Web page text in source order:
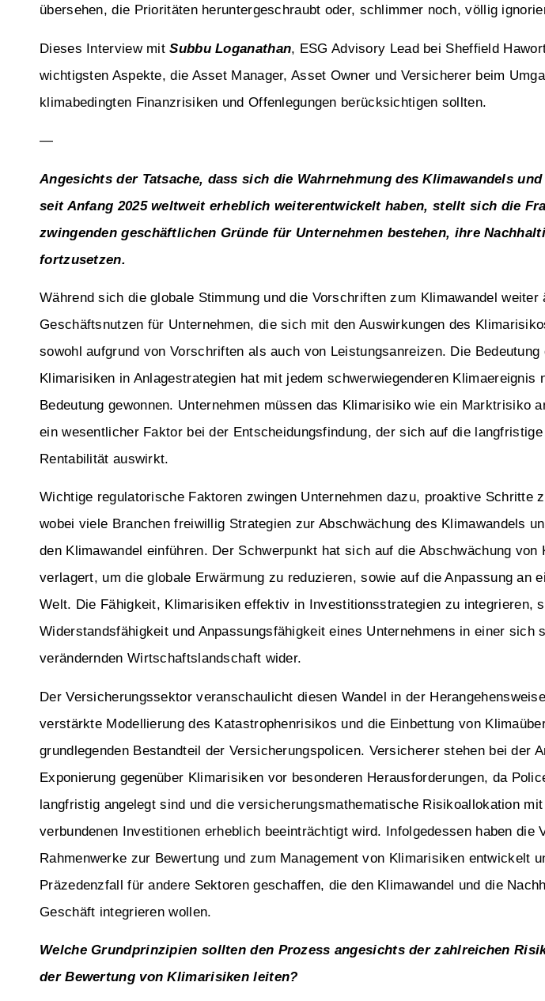
übersehen, die Prioritäten heruntergeschraubt oder, schlimmer noch, völlig
Dieses Interview mitSubbu Loganathan, ESG Advisory Lead bei Sheffield
wichtigsten Aspekte, die Asset Manager, Asset Owner und Versicherer beim
klimabedingten Finanzrisiken und Offenlegungen berücksichtigen sollten.
—
Angesichts der Tatsache, dass sich die Wahrnehmung des Klimawandels
seit Anfang 2025 weltweit erheblich weiterentwickelt haben, stellt sich die
zwingenden geschäftlichen Gründe für Unternehmen bestehen, ihre
fortzusetzen.
Während sich die globale Stimmung und die Vorschriften zum Klimawandel weiter
Geschäftsnutzen für Unternehmen, die sich mit den Auswirkungen des
sowohl aufgrund von Vorschriften als auch von Leistungsanreizen. Die
Klimarisiken in Anlagestrategien hat mit jedem schwerwiegenderen Klimaereignis
Bedeutung gewonnen. Unternehmen müssen das Klimarisiko wie ein Marktrisiko
ein wesentlicher Faktor bei der Entscheidungsfindung, der sich auf die
Rentabilität auswirkt.
Wichtige regulatorische Faktoren zwingen Unternehmen dazu, proaktive Schritte
wobei viele Branchen freiwillig Strategien zur Abschwächung des Klimawandels
den Klimawandel einführen. Der Schwerpunkt hat sich auf die Abschwächung von
verlagert, um die globale Erwärmung zu reduzieren, sowie auf die Anpassung an
Welt. Die Fähigkeit, Klimarisiken effektiv in Investitionsstrategien zu integrieren,
Widerstandsfähigkeit und Anpassungsfähigkeit eines Unternehmens in einer sich
verändernden Wirtschaftslandschaft wider.
Der Versicherungssektor veranschaulicht diesen Wandel in der
verstärkte Modellierung des Katastrophenrisikos und die Einbettung von
grundlegenden Bestandteil der Versicherungspolicen. Versicherer stehen bei der
Exponierung gegenüber Klimarisiken vor besonderen Herausforderungen, da
langfristig angelegt sind und die versicherungsmathematische Risikoallokation
verbundenen Investitionen erheblich beeinträchtigt wird. Infolgedessen haben die
Rahmenwerke zur Bewertung und zum Management von Klimarisiken entwickelt
Präzedenzfall für andere Sektoren geschaffen, die den Klimawandel und die
Geschäft integrieren wollen.
Welche Grundprinzipien sollten den Prozess angesichts der zahlreichen
der Bewertung von Klimarisiken leiten?